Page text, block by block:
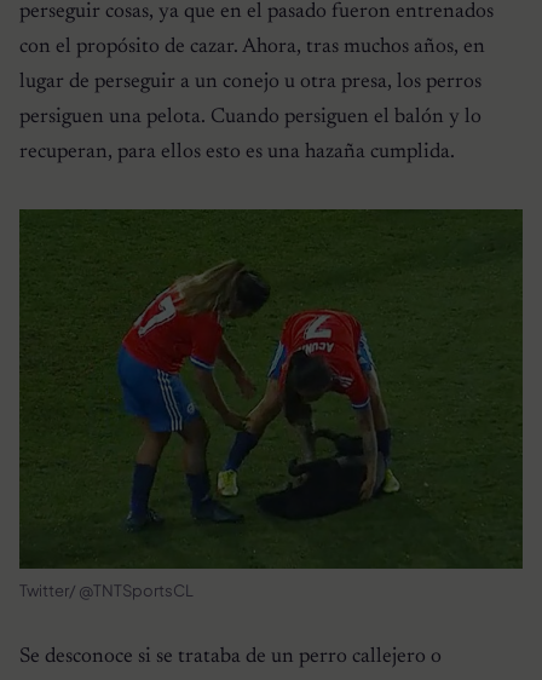
perseguir cosas, ya que en el pasado fueron entrenados
con el propósito de cazar. Ahora, tras muchos años, en
lugar de perseguir a un conejo u otra presa, los perros
persiguen una pelota. Cuando persiguen el balón y lo
recuperan, para ellos esto es una hazaña cumplida.
Twitter/ @TNTSportsCL
Se desconoce si se trataba de un perro callejero o